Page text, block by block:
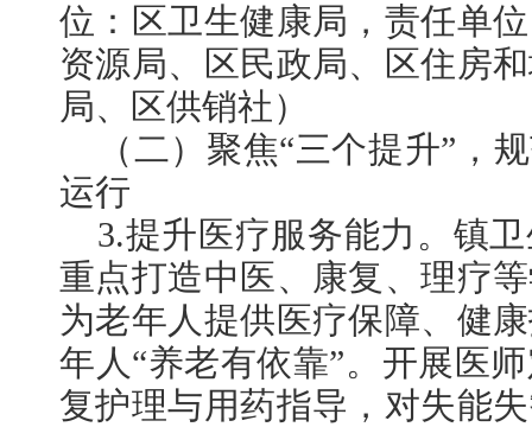
位：区卫生健康局，责任单
资源局、区民政局、区住房
局、区供销社）
（二）聚焦“三个提升”，
运行
3.提升医疗服务能力。镇
重点打造中医、康复、理疗
为老年人提供医疗保障、健
年人“养老有依靠”。开展医
复护理与用药指导，对失能